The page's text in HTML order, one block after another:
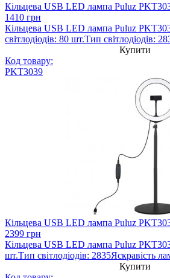
Кільцева USB LED лампа Puluz
1410 грн
Кільцева USB LED лампа Puluz
світлодіодів: 80 шт.Тип світлодіодів:
Купити
Код товару:
PKT3039
Кільцева USB LED лампа Puluz
2399 грн
Кільцева USB LED лампа Puluz
шт.Тип світлодіодів: 2835Яскравість
Купити